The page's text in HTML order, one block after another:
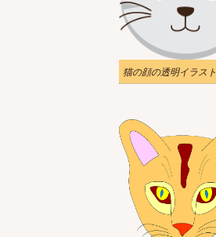
猫の顔の透明イラスト